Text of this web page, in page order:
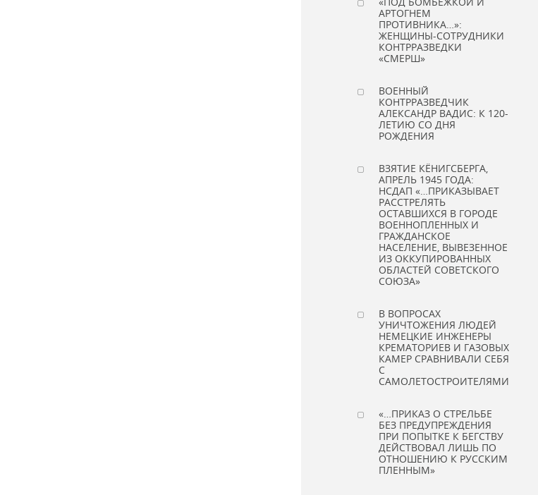
АРТОГНЕМ
ПРОТИВНИКА…»:
ЖЕНЩИНЫ-СОТРУДНИКИ
КОНТРРАЗВЕДКИ
«СМЕРШ»
ВОЕННЫЙ
КОНТРРАЗВЕДЧИК
АЛЕКСАНДР ВАДИС: К 120-
ЛЕТИЮ СО ДНЯ
РОЖДЕНИЯ
ВЗЯТИЕ КЁНИГСБЕРГА,
АПРЕЛЬ 1945 ГОДА:
НСДАП «…ПРИКАЗЫВАЕТ
РАССТРЕЛЯТЬ
ОСТАВШИХСЯ В ГОРОДЕ
ВОЕННОПЛЕННЫХ И
ГРАЖДАНСКОЕ
НАСЕЛЕНИЕ, ВЫВЕЗЕННОЕ
ИЗ ОККУПИРОВАННЫХ
ОБЛАСТЕЙ СОВЕТСКОГО
СОЮЗА»
В ВОПРОСАХ
УНИЧТОЖЕНИЯ ЛЮДЕЙ
НЕМЕЦКИЕ ИНЖЕНЕРЫ
КРЕМАТОРИЕВ И ГАЗОВЫХ
КАМЕР СРАВНИВАЛИ СЕБЯ
С
САМОЛЕТОСТРОИТЕЛЯМИ
«…ПРИКАЗ О СТРЕЛЬБЕ
БЕЗ ПРЕДУПРЕЖДЕНИЯ
ПРИ ПОПЫТКЕ К БЕГСТВУ
ДЕЙСТВОВАЛ ЛИШЬ ПО
ОТНОШЕНИЮ К РУССКИМ
ПЛЕННЫМ»